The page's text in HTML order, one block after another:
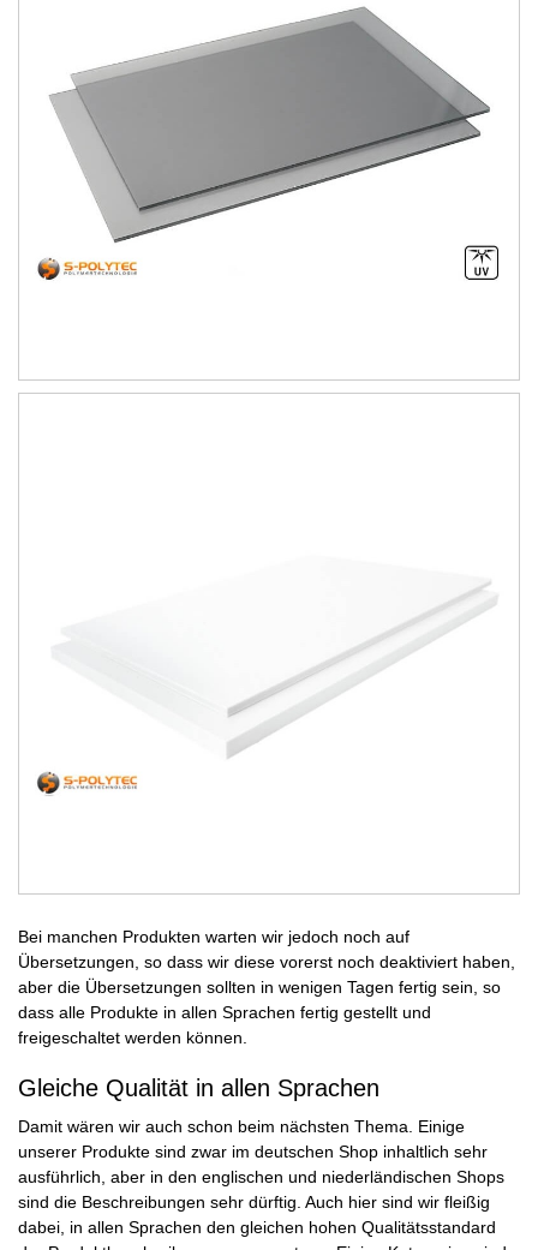
Bei manchen Produkten warten wir jedoch noch auf
Übersetzungen, so dass wir diese vorerst noch deaktiviert haben,
aber die Übersetzungen sollten in wenigen Tagen fertig sein, so
dass alle Produkte in allen Sprachen fertig gestellt und
freigeschaltet werden können.
Gleiche Qualität in allen Sprachen
Damit wären wir auch schon beim nächsten Thema. Einige
unserer Produkte sind zwar im deutschen Shop inhaltlich sehr
ausführlich, aber in den englischen und niederländischen Shops
sind die Beschreibungen sehr dürftig. Auch hier sind wir fleißig
dabei, in allen Sprachen den gleichen hohen Qualitätsstandard